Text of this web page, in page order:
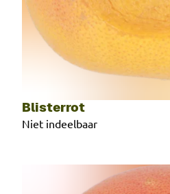
Blisterrot
Niet indeelbaar